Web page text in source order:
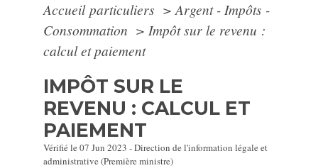
Accueil particuliers > Argent - Impôts -
Consommation > Impôt sur le revenu :
calcul et paiement
IMPÔT SUR LE
REVENU : CALCUL ET
PAIEMENT
Vérifié le 07 Jun 2023 - Direction de l'information légale et
administrative (Première ministre)